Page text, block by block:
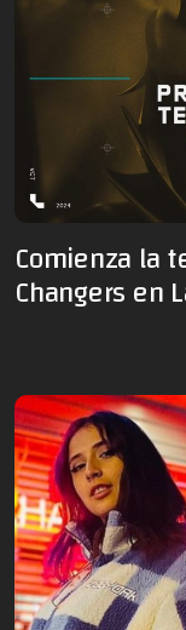
Comienza la
Changers en